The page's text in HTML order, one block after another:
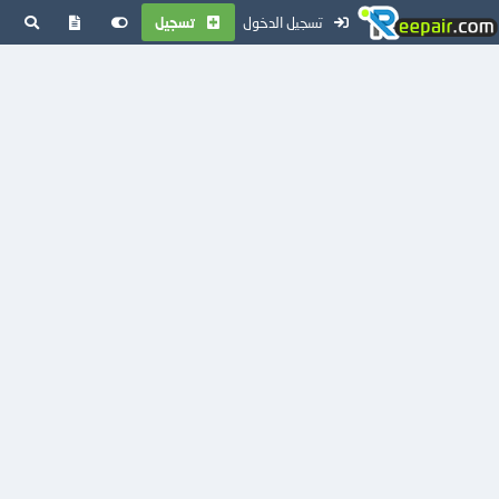
تسجيل الدخول تسجيل